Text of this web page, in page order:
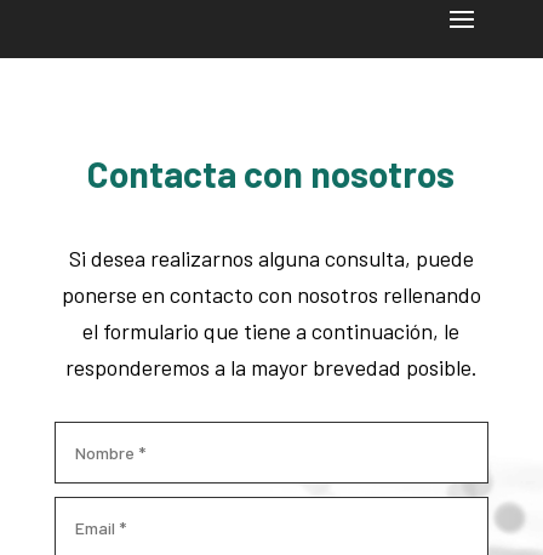
Contacta con nosotros
Si desea realizarnos alguna consulta, puede
ponerse en contacto con nosotros rellenando
el formulario que tiene a continuación, le
responderemos a la mayor brevedad posible.